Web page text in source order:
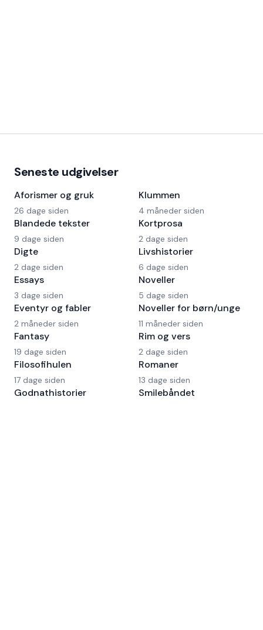
Seneste udgivelser
Aforismer og gruk
26 dage siden
Blandede tekster
9 dage siden
Digte
2 dage siden
Essays
3 dage siden
Eventyr og fabler
2 måneder siden
Fantasy
19 dage siden
Filosofihulen
17 dage siden
Godnathistorier
Klummen
4 måneder siden
Kortprosa
2 dage siden
Livshistorier
6 dage siden
Noveller
5 dage siden
Noveller for børn/unge
11 måneder siden
Rim og vers
2 dage siden
Romaner
13 dage siden
Smilebåndet